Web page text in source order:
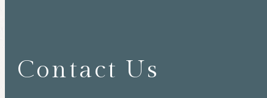
Contact Us